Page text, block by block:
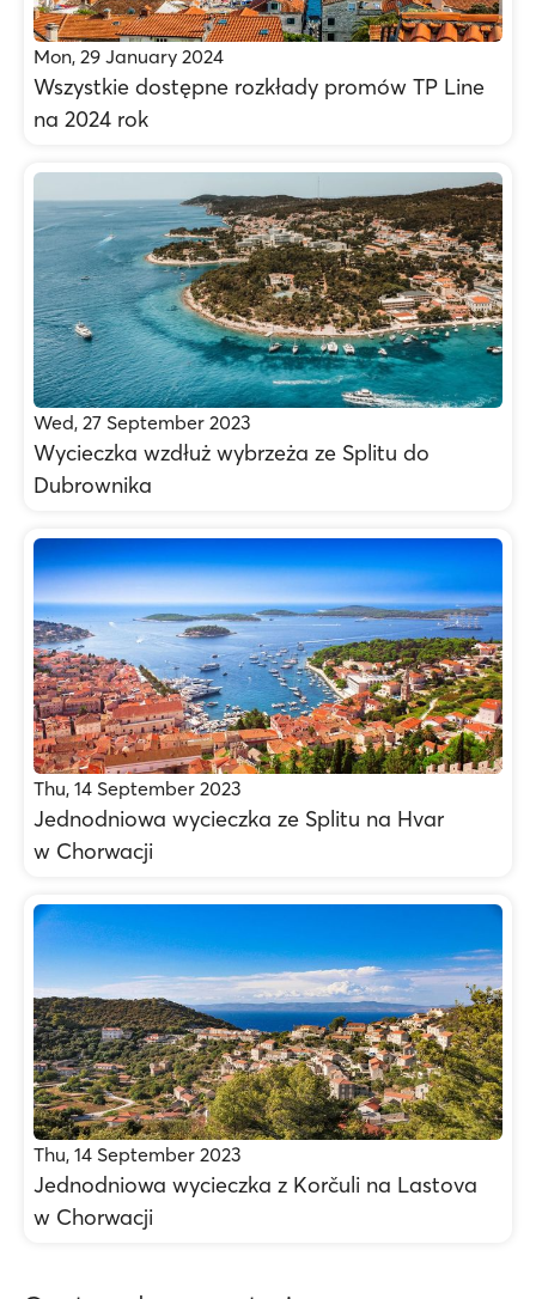
Mon, 29 January 2024
Wszystkie dostępne rozkłady promów TP Line
na 2024 rok
Wed, 27 September 2023
Wycieczka wzdłuż wybrzeża ze Splitu do
Dubrownika
Thu, 14 September 2023
Jednodniowa wycieczka ze Splitu na Hvar
w Chorwacji
Thu, 14 September 2023
Jednodniowa wycieczka z Korčuli na Lastova
w Chorwacji